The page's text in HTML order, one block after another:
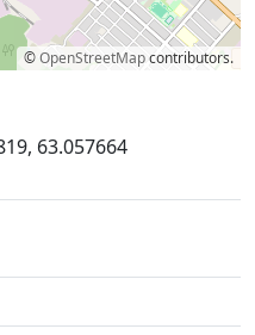
©OpenStreetMapcontributors.
63.057664